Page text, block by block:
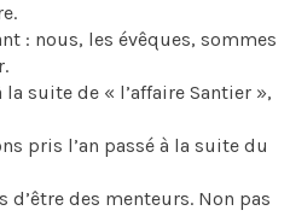
: nous, les évêques, sommes
suite de « l’affaire Santier »,
pris l’an passé à la suite du
des menteurs. Non pas